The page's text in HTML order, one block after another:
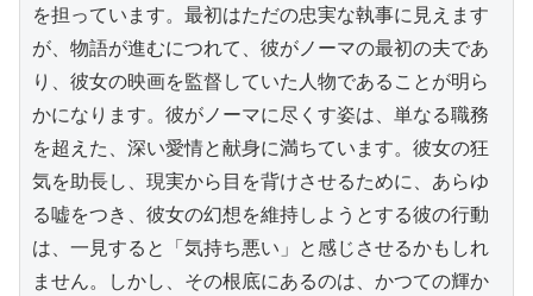
を担っています。最初はただの忠実な執事に見えます
が、物語が進むにつれて、彼がノーマの最初の夫であ
り、彼女の映画を監督していた人物であることが明ら
かになります。彼がノーマに尽くす姿は、単なる職務
を超えた、深い愛情と献身に満ちています。彼女の狂
気を助長し、現実から目を背けさせるために、あらゆ
る嘘をつき、彼女の幻想を維持しようとする彼の行動
は、一見すると「気持ち悪い」と感じさせるかもしれ
ません。しかし、その根底にあるのは、かつての輝か